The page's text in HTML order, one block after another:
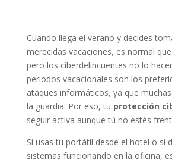
Cuando llega el verano y decides
merecidas vacaciones, es normal
pero los ciberdelincuentes no lo
periodos vacacionales son los
ataques informáticos, ya que
la guardia. Por eso, tu protección
seguir activa aunque tú no estés
Si usas tu portátil desde el hotel o si
sistemas funcionando en la oficina,